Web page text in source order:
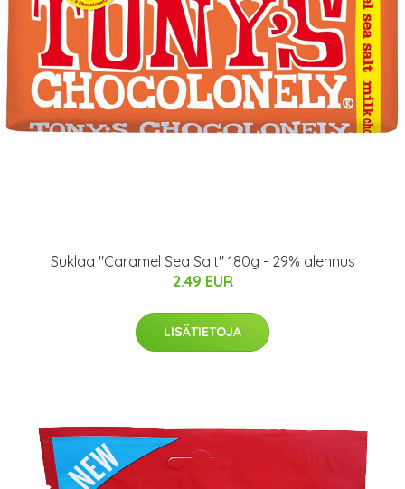
Suklaa "Caramel Sea Salt" 180g - 29% alennus
2.49 EUR
LISÄTIETOJA